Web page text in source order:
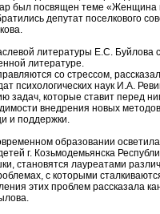
был посвящен теме «Женщина
депутат поселкового
литературы Е.С. Буйлова
литературе.
со стрессом,
психологических наук И.А.
задач, которые ставит перед
внедрения новых
и поддержки.
образовании осветила
г. Козьмодемьянска
становятся лауреатами
с которыми
этих проблем рассказала